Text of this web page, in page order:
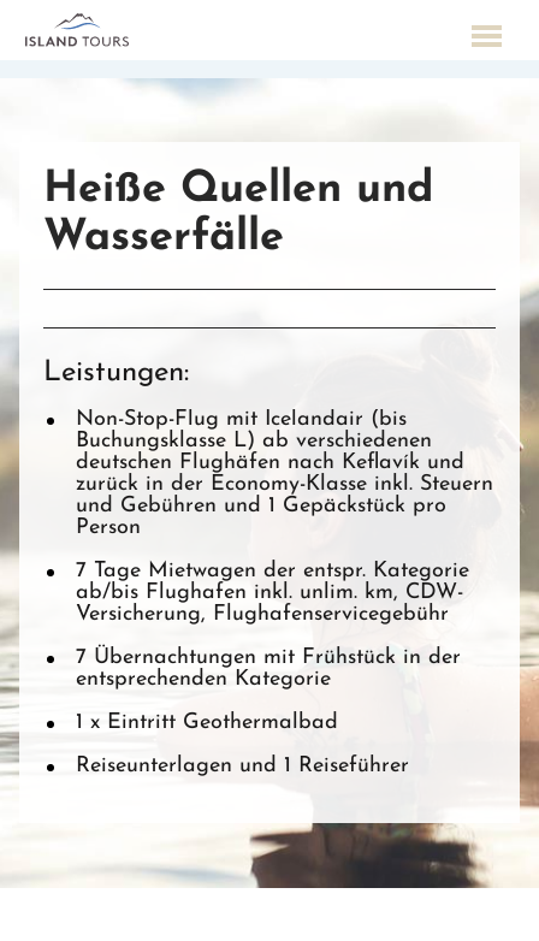
Heiße Quellen und
Wasserfälle
Leistungen:
Non-Stop-Flug mit Icelandair (bis
Buchungsklasse L) ab verschiedenen
deutschen Flughäfen nach Keflavík und
zurück in der Economy-Klasse inkl. Steuern
und Gebühren und 1 Gepäckstück pro
Person
7 Tage Mietwagen der entspr. Kategorie
ab/bis Flughafen inkl. unlim. km, CDW-
Versicherung, Flughafenservicegebühr
7 Übernachtungen mit Frühstück in der
entsprechenden Kategorie
1 x Eintritt Geothermalbad
Reiseunterlagen und 1 Reiseführer